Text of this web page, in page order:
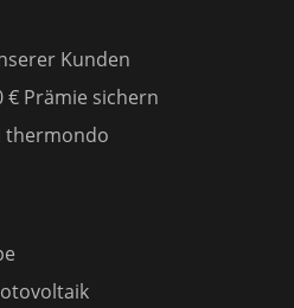
Kunden
€ Prämie sichern
thermondo